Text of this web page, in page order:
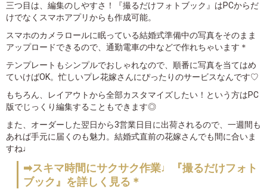
三つ目は、編集のしやすさ！『撮るだけフォトブック』はPCからだ
けでなくスマホアプリからも作成可能。
スマホのカメラロールに眠っている結婚式準備中の写真をそのまま
アップロードできるので、通勤電車の中などで作れちゃいます＊
テンプレートもシンプルでおしゃれなので、順番に写真を当てはめ
ていけばOK。忙しいプレ花嫁さんにぴったりのサービスなんです♡
もちろん、レイアウトから全部カスタマイズしたい！という方はPC
版でじっくり編集することもできます◎
また、オーダーした翌日から3営業日目に出荷されるので、一週間も
あれば手元に届くのも魅力。結婚式直前の花嫁さんでも間に合いま
すね♩
➡スキマ時間にサクサク作業♩『撮るだけフォト
ブック』を詳しく見る＊